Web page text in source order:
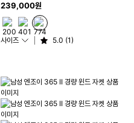
239,000원
사이즈 5.0 (1)